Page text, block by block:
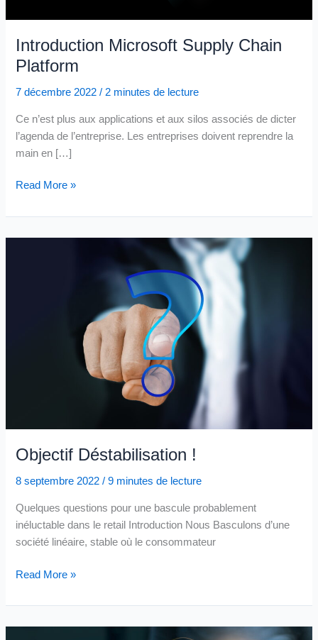
Introduction Microsoft Supply Chain
Platform
7 décembre 2022/ 2 minutes de lecture
Ce n’est plus aux applications et aux silos associés de dicter
l’agenda de l’entreprise. Les entreprises doivent reprendre la
main en […]
Introduction
Supply
Chain
Read More »
Objectif Déstabilisation !
8 septembre 2022/9 minutes de lecture
Quelques questions pour une bascule probablement
inéluctable dans le retail Introduction Nous Basculons d’une
société linéaire, stable où le consommateur
Objectif
Read More »